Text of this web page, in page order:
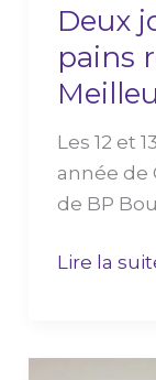
Deux
pains
Les 12 et
année de
de BP
Meilleur
Ouvrier
de
Lire la